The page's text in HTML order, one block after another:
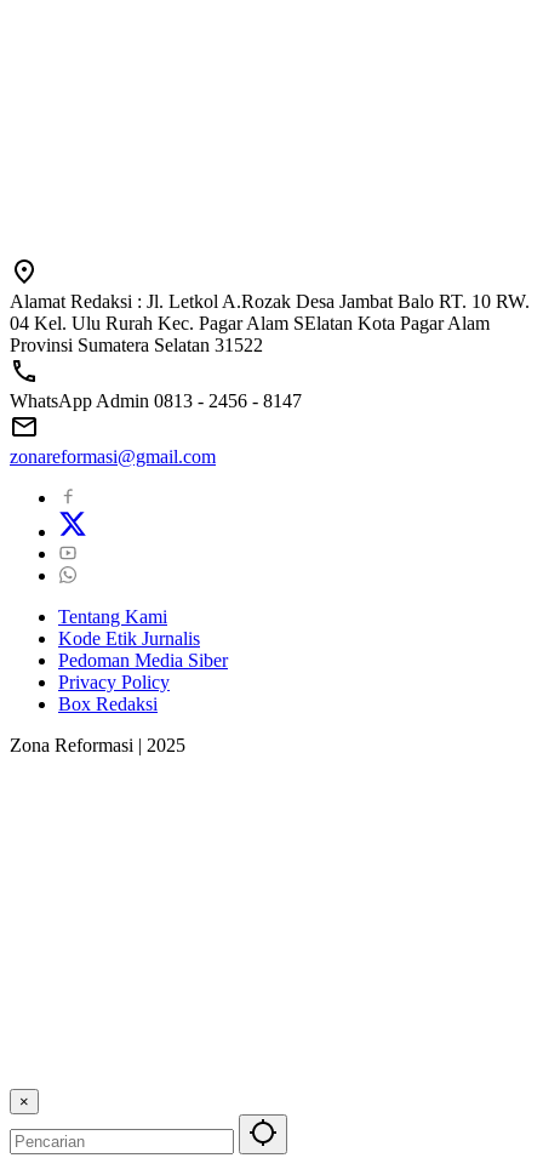
Alamat Redaksi : Jl. Letkol A.Rozak Desa Jambat Balo RT. 10 RW.
04 Kel. Ulu Rurah Kec. Pagar Alam SElatan Kota Pagar Alam
Provinsi Sumatera Selatan 31522
WhatsApp Admin 0813 - 2456 - 8147
zonareformasi@gmail.com
Tentang Kami
Kode Etik Jurnalis
Pedoman Media Siber
Privacy Policy
Box Redaksi
Zona Reformasi | 2025
×